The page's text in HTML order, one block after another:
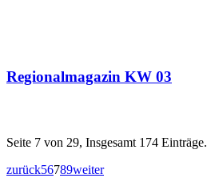
Regionalmagazin KW 03
Seite 7 von 29, Insgesamt 174 Einträge.
zurück56789weiter